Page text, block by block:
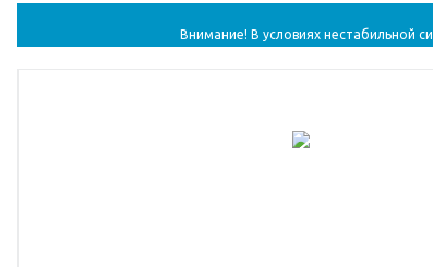
Внимание! В условиях нестабильной